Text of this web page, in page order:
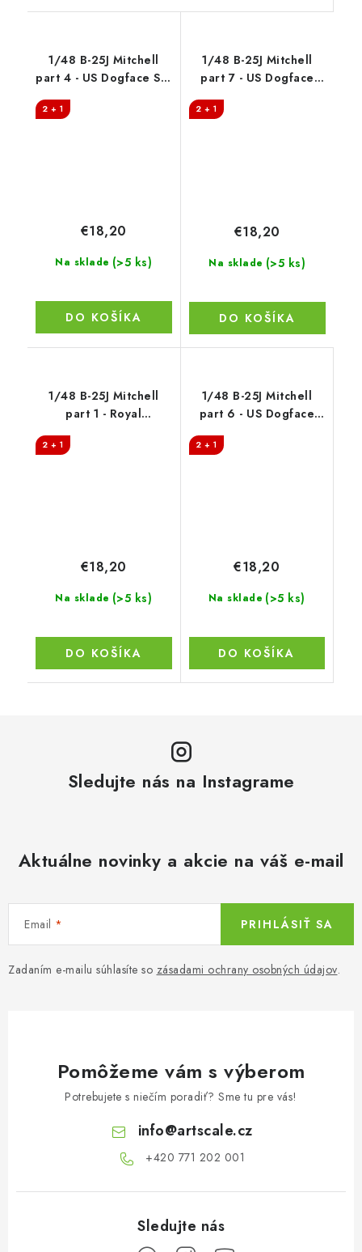
1/48 B-25J Mitchell
part 4 - US Dogface Sq.
"Super Unit Ration K",
Mediterranean a.
2 + 1
Na sklade (>5 ks)
€18,20
DO KOŠÍKA
1/48 B-25J Mitchell
part 7 - US Dogface
Squadron, "Yahoudi",
Mediterranean area
2 + 1
Na sklade (>5 ks)
€18,20
DO KOŠÍKA
1/48 B-25J Mitchell
part 1 - Royal
2 + 1
Na sklade (>5 ks)
€18,20
DO KOŠÍKA
1/48 B-25J Mitchell
part 6 - US Dogface
Copier" & "Willie",
2 + 1
Na sklade (>5 ks)
€18,20
DO KOŠÍKA
Sledujte nás na Instagrame
Aktuálne novinky a akcie na váš e-mail
Email
Zadaním e-mailu súhlasíte so zásadami ochrany osobných údajov.
PRIHLÁSIŤ SA
Pomôžeme vám s výberom
Potrebujete s niečím poradiť? Sme tu pre vás!
info@artscale.cz
+420 771 202 001​